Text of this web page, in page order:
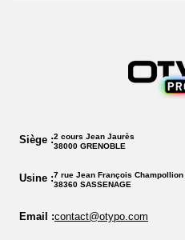
Siège :2 cours Jean Jaurès
38000 GRENOBLE
Usine :7 rue Jean François Champollion
38360 SASSENAGE
Email :contact@otypo.com